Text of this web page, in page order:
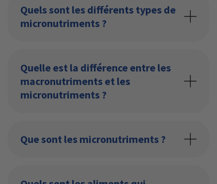
Quels sont les différents types de
micronutriments ?
Quelle est la différence entre les
macronutriments et les
micronutriments ?
Que sont les micronutriments ?